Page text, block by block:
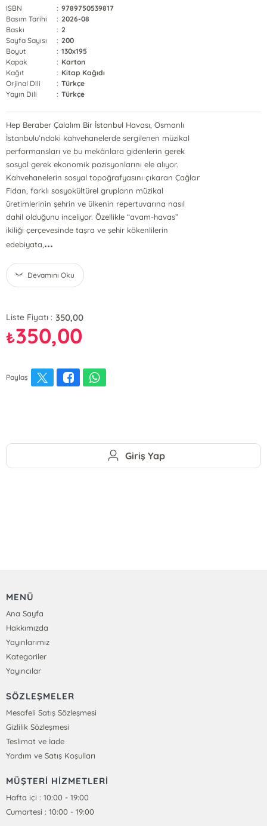
ISBN : 9789750539817
Basım Tarihi
: 2026-08
Baskı
: 2
Sayfa Sayısı
: 200
Boyut
: 130x195
Kapak
: Karton
Kağıt
: Kitap Kağıdı
Orjinal Dili
: Türkçe
Yayın Dili
: Türkçe
Hep Beraber Çalalım Bir İstanbul Havası, Osmanlı
İstanbulu’ndaki kahvehanelerde sergilenen müzikal
performansları ve bu mekânlara gidenlerin gerek
sosyal gerek ekonomik pozisyonlarını ele alıyor.
Kahvehanelerin sosyal topoğrafyasını çıkaran Çağlar
Fidan, farklı sosyokültürel grupların müzikal
üretimlerinin şehrin ve ülkenin repertuvarına nasıl
dahil olduğunu inceliyor. Özellikle “avam-havas”
ikiliği çerçevesinde taşra ve şehir kökenlilerin
edebiyata,...
Devamını Oku
Liste Fiyatı : 350,00
₺350,00
Paylaş
Giriş Yap
MENÜ
Ana Sayfa
Hakkımızda
Yayınlarımız
Kategoriler
Yayıncılar
SÖZLEŞMELER
Mesafeli Satış Sözleşmesi
Gizlilik Sözleşmesi
Teslimat ve İade
Yardım ve Satış Koşulları
MÜŞTERİ HİZMETLERİ
Hafta içi : 10:00 - 19:00
Cumartesi : 10:00 - 19:00